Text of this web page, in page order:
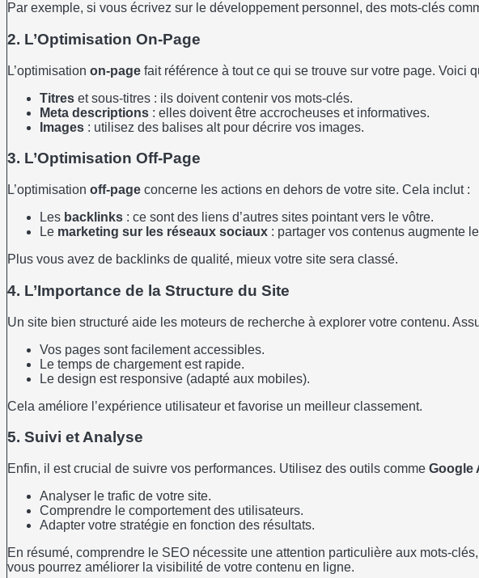
Par exemple, si vous écrivez sur le développement personnel, des mots-clés
2. L’Optimisation On-Page
L’optimisation on-page fait référence à tout ce qui se trouve sur votre page. Voici
Titres et sous-titres : ils doivent contenir vos mots-clés.
Meta descriptions : elles doivent être accrocheuses et informatives.
Images : utilisez des balises alt pour décrire vos images.
3. L’Optimisation Off-Page
L’optimisation off-page concerne les actions en dehors de votre site. Cela inclut :
Les backlinks : ce sont des liens d’autres sites pointant vers le vôtre.
Le marketing sur les réseaux sociaux : partager vos contenus augmente
Plus vous avez de backlinks de qualité, mieux votre site sera classé.
4. L’Importance de la Structure du Site
Un site bien structuré aide les moteurs de recherche à explorer votre contenu.
Vos pages sont facilement accessibles.
Le temps de chargement est rapide.
Le design est responsive (adapté aux mobiles).
Cela améliore l’expérience utilisateur et favorise un meilleur classement.
5. Suivi et Analyse
Enfin, il est crucial de suivre vos performances. Utilisez des outils comme Google
Analyser le trafic de votre site.
Comprendre le comportement des utilisateurs.
Adapter votre stratégie en fonction des résultats.
En résumé, comprendre le SEO nécessite une attention particulière aux mots-
vous pourrez améliorer la visibilité de votre contenu en ligne.